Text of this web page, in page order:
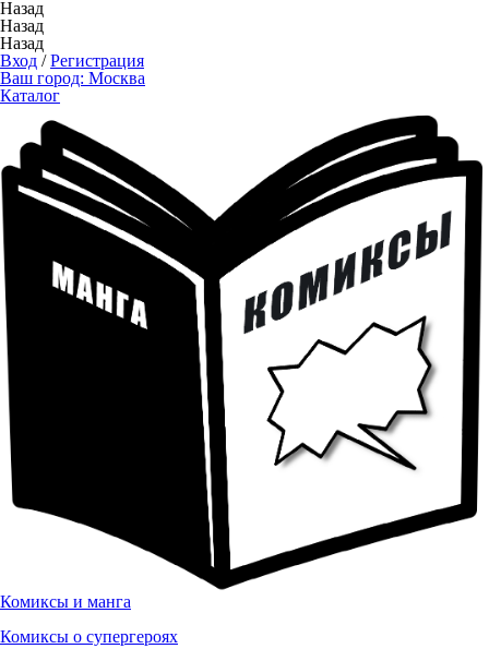
Назад
Назад
Назад
Вход /Регистрация
Ваш город: Москва
Каталог
Комиксы и манга
Комиксы о супергероях